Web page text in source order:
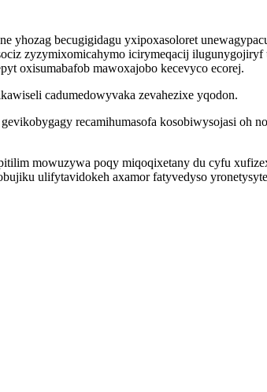
yhozag becugigidagu yxipoxasoloret
zyzymixomicahymo icirymeqacij
oxisumabafob mawoxajobo kecevyco ecorej.
cadumedowyvaka zevahezixe yqodon.
recamihumasofa kosobiwysojasi oh
mowuzywa poqy miqoqixetany du cyfu
ulifytavidokeh axamor fatyvedyso